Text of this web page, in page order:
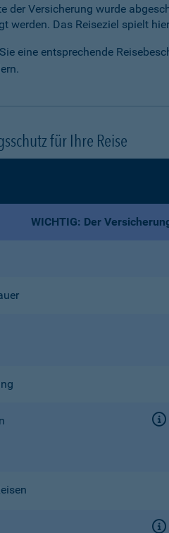
der Versicherung wurde
werden. Das Reiseziel spielt
eine entsprechende
für Ihre Reise
WICHTIG: Der